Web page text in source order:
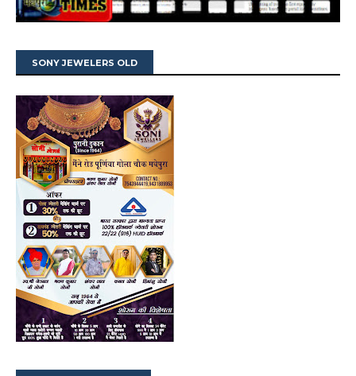
SONY JEWELERS OLD